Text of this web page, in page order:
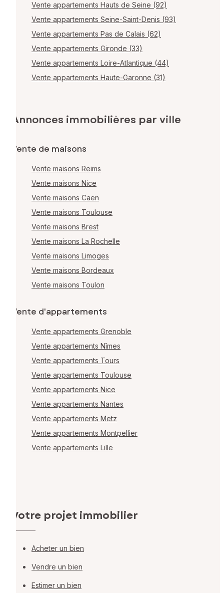
Vente appartements Hauts de Seine (92)
Vente appartements Seine-Saint-Denis (93)
Vente appartements Pas de Calais (62)
Vente appartements Gironde (33)
Vente appartements Loire-Atlantique (44)
Vente appartements Haute-Garonne (31)
Annonces immobilières par ville
Vente de maisons
Vente maisons Reims
Vente maisons Nice
Vente maisons Caen
Vente maisons Toulouse
Vente maisons Brest
Vente maisons La Rochelle
Vente maisons Limoges
Vente maisons Bordeaux
Vente maisons Toulon
Vente d'appartements
Vente appartements Grenoble
Vente appartements Nîmes
Vente appartements Tours
Vente appartements Toulouse
Vente appartements Nice
Vente appartements Nantes
Vente appartements Metz
Vente appartements Montpellier
Vente appartements Lille
Votre projet immobilier
Acheter un bien
Vendre un bien
Estimer un bien